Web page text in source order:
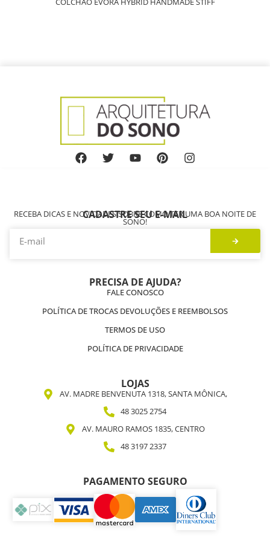
CADASTRE SEU E-MAIL
RECEBA DICAS E NOVIDADES SOBRE COMO TER UMA BOA NOITE DE
SONO!
PRECISA DE AJUDA?
FALE CONOSCO
POLÍTICA DE TROCAS DEVOLUÇÕES E REEMBOLSOS
TERMOS DE USO
POLÍTICA DE PRIVACIDADE
LOJAS
AV. MADRE BENVENUTA 1318, SANTA MÔNICA,
48 3025 2754
AV. MAURO RAMOS 1835, CENTRO
48 3197 2337
PAGAMENTO SEGURO